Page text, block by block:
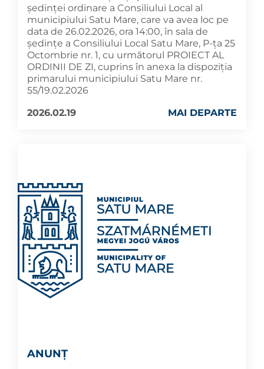
ședinței ordinare a Consiliului Local al
municipiului Satu Mare, care va avea loc pe
data de 26.02.2026, ora 14:00, în sala de
ședințe a Consiliului Local Satu Mare, P-ța 25
Octombrie nr. 1, cu următorul PROIECT AL
ORDINII DE ZI, cuprins în anexa la dispoziția
primarului municipiului Satu Mare nr.
55/19.02.2026
2026.02.19
MAI DEPARTE
ANUNȚ